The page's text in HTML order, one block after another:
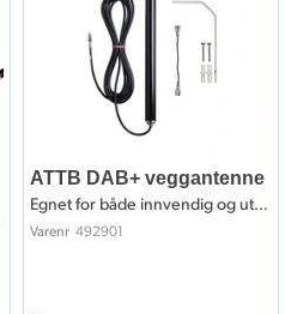
ATTB DAB+ veggantenne
Egnet for både innvendig og utvendig
Varenr 492901